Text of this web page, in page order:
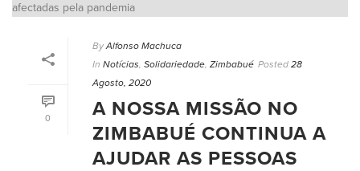
0
By Alfonso Machuca
In Notícias, Solidariedade, Zimbabué Posted 28
Agosto, 2020
A NOSSA MISSÃO NO
ZIMBABUÉ CONTINUA A
AJUDAR AS PESSOAS